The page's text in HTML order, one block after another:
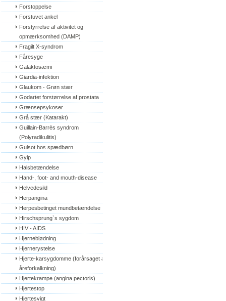
Forstoppelse
Forstuvet ankel
Forstyrrelse af aktivitet og
opmærksomhed (DAMP)
Fragilt X-syndrom
Fåresyge
Galaktosæmi
Giardia-infektion
Glaukom - Grøn stær
Godartet forstørrelse af prostata
Grænsepsykoser
Grå stær (Katarakt)
Guillain-Barrès syndrom
(Polyradikulitis)
Gulsot hos spædbørn
Gylp
Halsbetændelse
Hand-, foot- and mouth-disease
Helvedesild
Herpangina
Herpesbetinget mundbetændelse
Hirschsprung`s sygdom
HIV - AIDS
Hjerneblødning
Hjernerystelse
Hjerte-karsygdomme (forårsaget af
åreforkalkning)
Hjertekrampe (angina pectoris)
Hjertestop
Hjertesvigt